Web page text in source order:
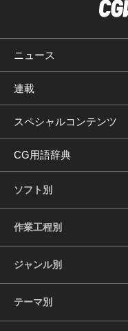
ニュース
連載
スペシャルコンテンツ
CG用語辞典
ソフト別
作業工程別
ジャンル別
テーマ別